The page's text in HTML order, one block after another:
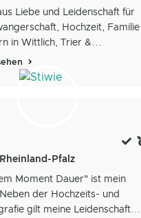
Liebe und Leidenschaft für
Hochzeit, Familie
in Wittlich, Trier &...
Pfalz
Moment Dauer" ist mein
der Hochzeits- und
gilt meine Leidenschaft...